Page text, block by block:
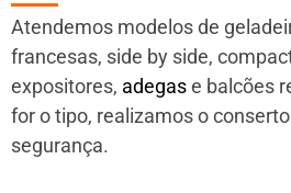
Atendemos modelos de
francesas, side by side,
expositores, adegase balcões
for o tipo, realizamos o
segurança.